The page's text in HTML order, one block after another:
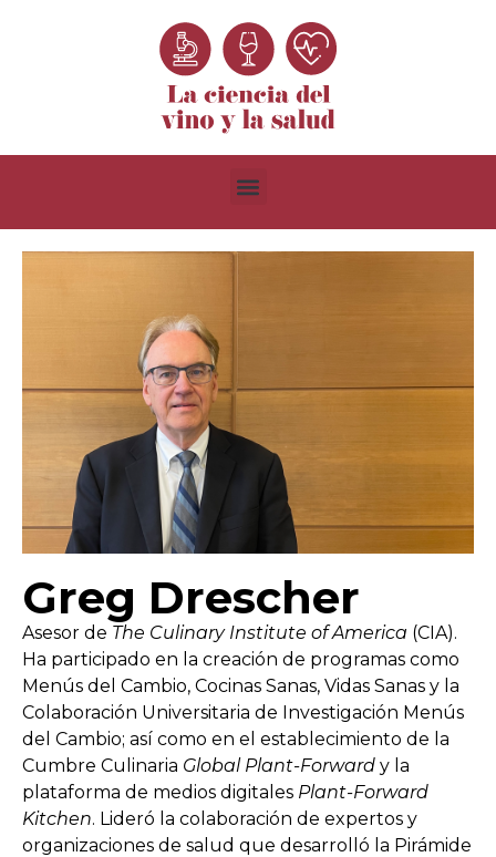
Greg Drescher
Asesor de The Culinary Institute of America (CIA).
Ha participado en la creación de programas como
Menús del Cambio, Cocinas Sanas, Vidas Sanas y la
Colaboración Universitaria de Investigación Menús
del Cambio; así como en el establecimiento de la
Cumbre Culinaria Global Plant-Forward y la
plataforma de medios digitales Plant-Forward
Kitchen. Lideró la colaboración de expertos y
organizaciones de salud que desarrolló la Pirámide